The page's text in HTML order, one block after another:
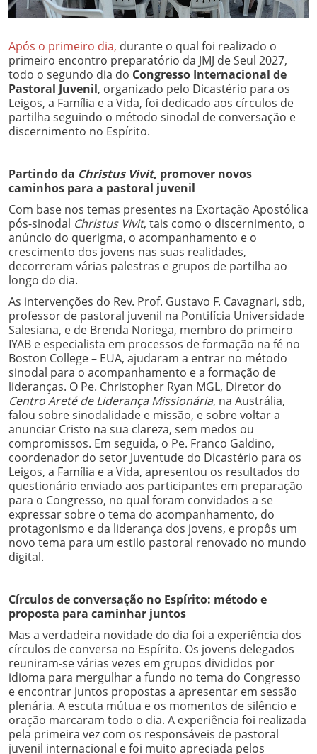
Após o primeiro dia, durante o qual foi realizado o
primeiro encontro preparatório da JMJ de Seul 2027,
todo o segundo dia do Congresso Internacional de
Pastoral Juvenil, organizado pelo Dicastério para os
Leigos, a Família e a Vida, foi dedicado aos círculos de
partilha seguindo o método sinodal de conversação e
discernimento no Espírito.
Partindo da Christus Vivit, promover novos
caminhos para a pastoral juvenil
Com base nos temas presentes na Exortação Apostólica
pós-sinodal Christus Vivit, tais como o discernimento, o
anúncio do querigma, o acompanhamento e o
crescimento dos jovens nas suas realidades,
decorreram várias palestras e grupos de partilha ao
longo do dia.
As intervenções do Rev. Prof. Gustavo F. Cavagnari, sdb,
professor de pastoral juvenil na Pontifícia Universidade
Salesiana, e de Brenda Noriega, membro do primeiro
IYAB e especialista em processos de formação na fé no
Boston College – EUA, ajudaram a entrar no método
sinodal para o acompanhamento e a formação de
lideranças. O Pe. Christopher Ryan MGL, Diretor do
Centro Areté de Liderança Missionária, na Austrália,
falou sobre sinodalidade e missão, e sobre voltar a
anunciar Cristo na sua clareza, sem medos ou
compromissos. Em seguida, o Pe. Franco Galdino,
coordenador do setor Juventude do Dicastério para os
Leigos, a Família e a Vida, apresentou os resultados do
questionário enviado aos participantes em preparação
para o Congresso, no qual foram convidados a se
expressar sobre o tema do acompanhamento, do
protagonismo e da liderança dos jovens, e propôs um
novo tema para um estilo pastoral renovado no mundo
digital.
Círculos de conversação no Espírito: método e
proposta para caminhar juntos
Mas a verdadeira novidade do dia foi a experiência dos
círculos de conversa no Espírito. Os jovens delegados
reuniram-se várias vezes em grupos divididos por
idioma para mergulhar a fundo no tema do Congresso
e encontrar juntos propostas a apresentar em sessão
plenária. A escuta mútua e os momentos de silêncio e
oração marcaram todo o dia. A experiência foi realizada
pela primeira vez com os responsáveis de pastoral
juvenil internacional e foi muito apreciada pelos